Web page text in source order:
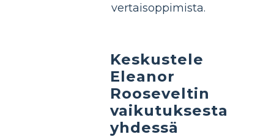
vertaisoppimista.
Keskustele
Eleanor
Rooseveltin
vaikutuksesta
yhdessä